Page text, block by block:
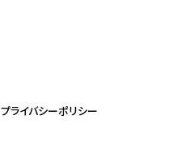
プライバシーポリシー